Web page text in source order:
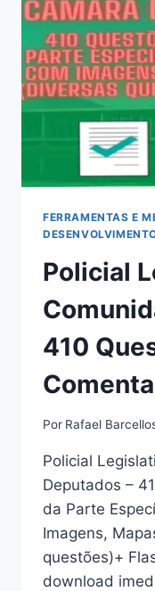
IA
E
FERRAMENTAS E
Policial
410
Por Rafael
Policial
Deputados –
da Parte
Imagens,
questões)+
download